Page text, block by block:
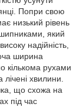
Попри свою
низький рівень
який
надійність,
ширина
кількома рухами
хвилини.
що схожа на
під час